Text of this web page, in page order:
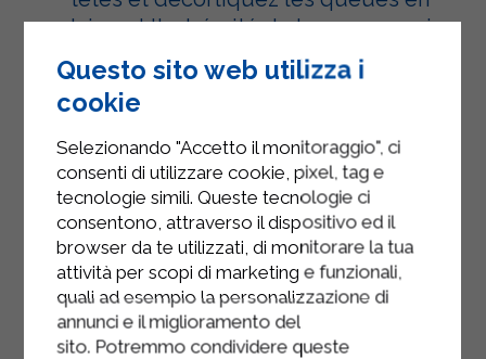
laissant l'extrémité de la queue, puis
retirez l'intestin foncé.
Hachez grossièrement les noix
Battre le blanc d'œuf avec une
pincée de sel et y tremper les
queues de crevettes.
Panez-les avec du pain aux noix et
faites-les frire dans une grande
quantité d'huile chaude.
Questo sito web utilizza i
cookie
Selezionando "Accetto il monitoraggio", ci
consenti di utilizzare cookie, pixel, tag e
tecnologie simili. Queste tecnologie ci
consentono, attraverso il dispositivo ed il
browser da te utilizzati, di monitorare la tua
attività per scopi di marketing e funzionali,
quali ad esempio la personalizzazione di
annunci e il miglioramento del
sito. Potremmo condividere queste